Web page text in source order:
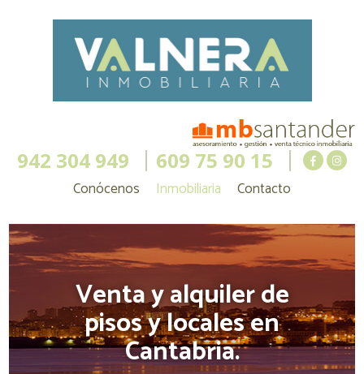
942 304 949 609 75 90 15
Conócenos Inmobiliaria Contacto
Venta y alquiler de
pisos y locales en
Cantabria.